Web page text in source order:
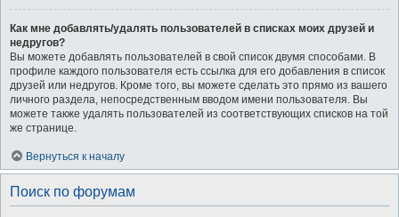
Как мне добавлять/удалять пользователей в списках моих друзей и
недругов?
Вы можете добавлять пользователей в свой список двумя способами. В
профиле каждого пользователя есть ссылка для его добавления в список
друзей или недругов. Кроме того, вы можете сделать это прямо из вашего
личного раздела, непосредственным вводом имени пользователя. Вы
можете также удалять пользователей из соответствующих списков на той
же странице.
Вернуться к началу
Поиск по форумам